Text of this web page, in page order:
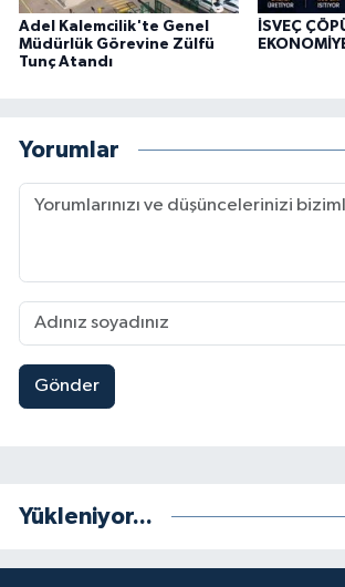
Adel Kalemcilik'te Genel
Müdürlük Görevine Zülfü
Tunç Atandı
İSVEÇ
Yorumlar
Gönder
Yükleniyor...